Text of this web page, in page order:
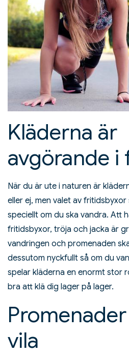
Kläderna är
avgörande i
När du är ute i naturen är
eller ej, men valet av
speciellt om du ska vandra. Att
fritidsbyxor, tröja och jacka är
vandringen och promenaden
dessutom nyckfullt så om du
spelar kläderna en enormt stor
bra att klä dig lager på lager.
vila